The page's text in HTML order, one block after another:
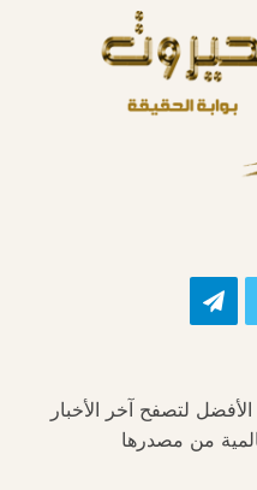
تويتر تيلقرام
لتصفح آخر الأخبار
من مصدرها